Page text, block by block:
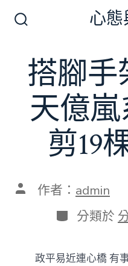
切
換
開
關
心態
搭腳手
天億
剪19
文 作者： admin
分
類
分類於
政平易近連心橋 有